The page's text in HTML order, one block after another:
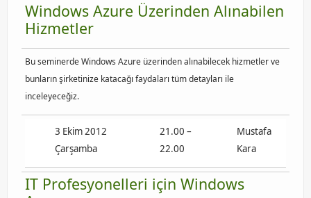
Windows Azure Üzerinden Alınabilen
Hizmetler
Bu seminerde Windows Azure üzerinden alınabilecek hizmetler ve
bunların şirketinize katacağı faydaları tüm detayları ile
inceleyeceğiz.
3 Ekim 2012
Çarşamba
21.00 –
22.00
Mustafa
Kara
IT Profesyonelleri için Windows